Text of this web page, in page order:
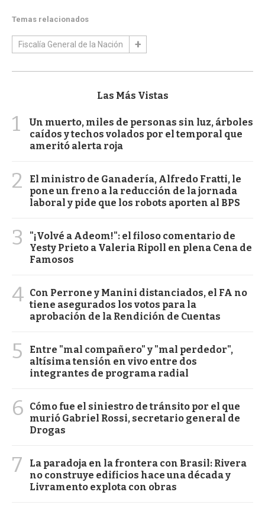
Temas relacionados
Fiscalía General de la Nación
Las Más Vistas
1
Un muerto, miles de personas sin luz, árboles
caídos y techos volados por el temporal que
ameritó alerta roja
2
El ministro de Ganadería, Alfredo Fratti, le
pone un freno a la reducción de la jornada
laboral y pide que los robots aporten al BPS
3
"¡Volvé a Adeom!": el filoso comentario de
Yesty Prieto a Valeria Ripoll en plena Cena de
Famosos
4 Con Perrone y Manini distanciados, el FA no
tiene asegurados los votos para la
aprobación de la Rendición de Cuentas
5
Entre "mal compañero" y "mal perdedor",
altísima tensión en vivo entre dos
integrantes de programa radial
6
Cómo fue el siniestro de tránsito por el que
murió Gabriel Rossi, secretario general de
Drogas
7
La paradoja en la frontera con Brasil: Rivera
no construye edificios hace una década y
Livramento explota con obras